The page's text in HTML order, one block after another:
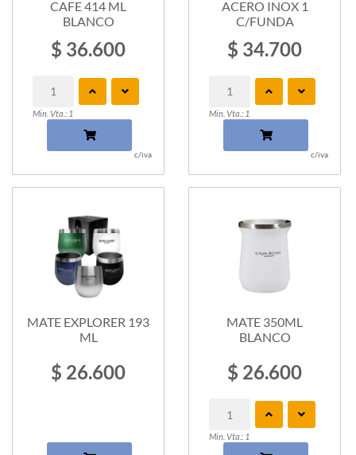
CAFE 414 ML
BLANCO
$ 36.600
Min. Vta.: 1
c/iva
ACERO INOX 1
C/FUNDA
$ 34.700
Min. Vta.: 1
c/iva
MATE EXPLORER 193
ML
$ 26.600
MATE 350ML
BLANCO
$ 26.600
Min. Vta.: 1